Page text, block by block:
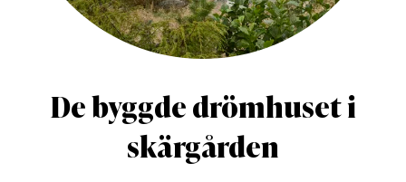
De byggde drömhuset i
skärgården